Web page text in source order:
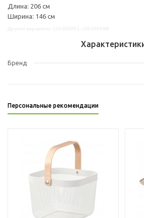
Длина: 206 см
Ширина: 146 см
Бренд
Персональные рекомендации